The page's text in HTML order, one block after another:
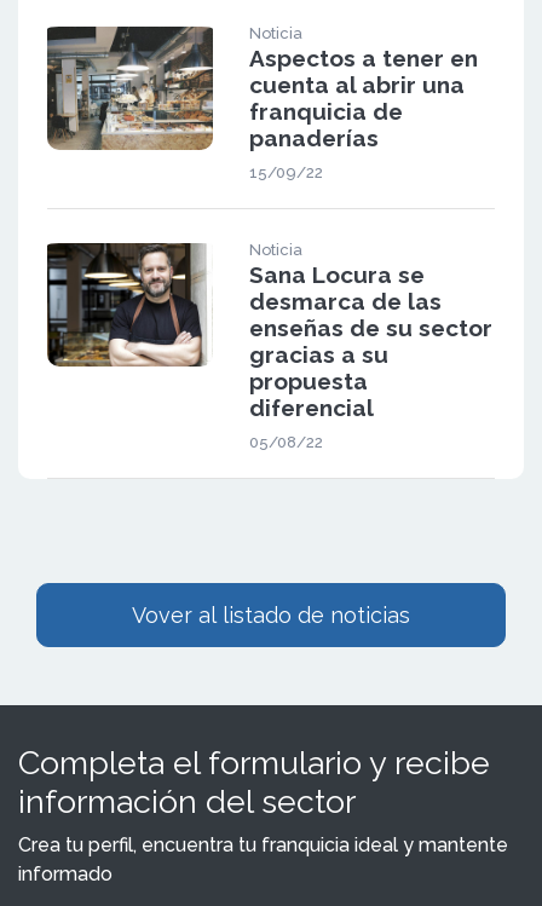
Noticia
Aspectos a tener en
cuenta al abrir una
franquicia de
panaderías
15/09/22
Noticia
Sana Locura se
desmarca de las
enseñas de su sector
gracias a su
propuesta
diferencial
05/08/22
Vover al listado de noticias
Completa el formulario y recibe
información del sector
Crea tu perfil, encuentra tu franquicia ideal y mantente
informado